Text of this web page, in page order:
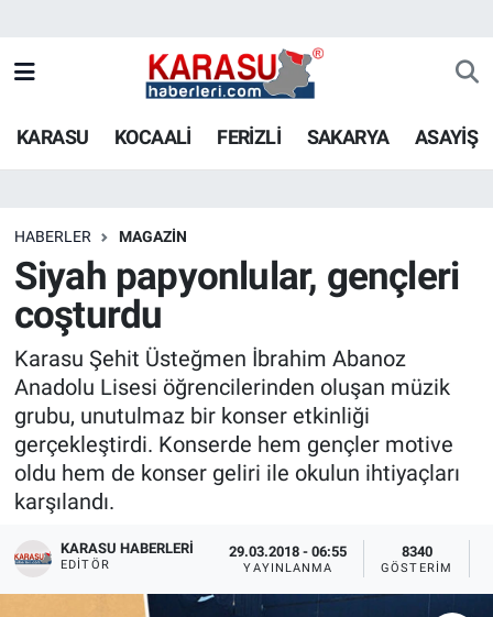
KARASU KOCAALİ FERİZLİ SAKARYA ASAYİŞ
HABERLER MAGAZİN
Siyah papyonlular, gençleri
coşturdu
Karasu Şehit Üsteğmen İbrahim Abanoz
Anadolu Lisesi öğrencilerinden oluşan müzik
grubu, unutulmaz bir konser etkinliği
gerçekleştirdi. Konserde hem gençler motive
oldu hem de konser geliri ile okulun ihtiyaçları
karşılandı.
KARASU HABERLERI
EDITÖR
29.03.2018 - 06:55
YAYINLANMA
8340
GÖSTERIM